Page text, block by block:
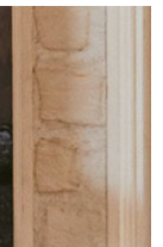
，確認付款後即完
頁面所載為準。
，訂單將自動取
期系統評分，恕無
算日後寄送繳費提
直營門市／銀行轉
。 讓您購物簡單
AFTEE先享後付」